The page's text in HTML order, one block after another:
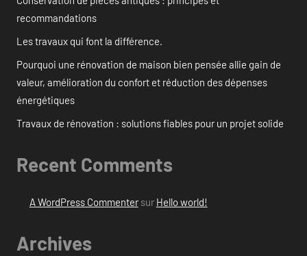
recommandations
Les travaux qui font la différence.
Pourquoi une rénovation de maison bien pensée allie gain de
valeur, amélioration du confort et réduction des dépenses
énergétiques
Travaux de rénovation : solutions fiables pour un projet solide
Recent Comments
A WordPress Commentersur Hello world!
Archives